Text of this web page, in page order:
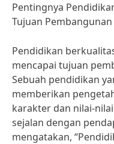
Pentingnya
Tujuan
Pendidikan
mencapai tujuan
Sebuah pendidikan
memberikan
karakter dan nilai-
sejalan dengan
mengatakan,